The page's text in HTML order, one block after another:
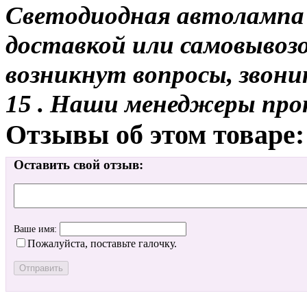
Светодиодная
доставкой или
возникнут вопросы,
15 . Наши менеджеры
Отзывы об этом товаре:
Оставить свой отзыв:
Ваше имя:
Пожалуйста, поставьте галочку.